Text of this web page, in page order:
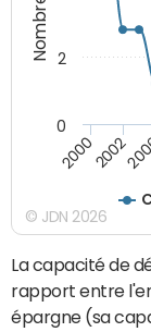
20002002
0
2
© JDN 2026
La capacité de
rapport entre
épargne (sa